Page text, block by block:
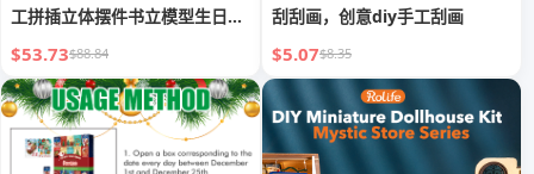
工拼插立体摆件书立模型生日礼
物
$53.73$88.84
刮刮画，创意diy手工刮画
$5.07$8.35